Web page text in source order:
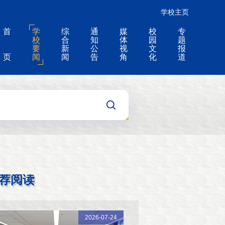
学校主页
首
页
学
校
要
闻
综
合
新
闻
通
知
公
告
媒
体
视
角
校
园
文
化
专
题
报
道
阅读
2026-07-24